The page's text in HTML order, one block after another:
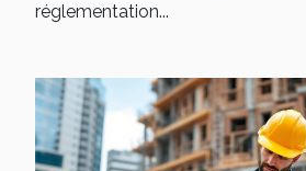
réglementation...